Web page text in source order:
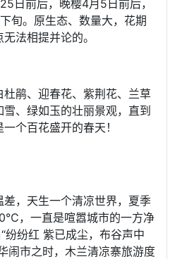
日前后，晚樱4月5日前后，
旬。原生态、数量大，花期
法相提并论的。
鹃、迎春花、紫荆花、兰草
、绿如玉的壮丽景观，直到
个百花盛开的春天！
，天生一个清凉世界，夏季
，一直是喧嚣城市的一方净
纷纷红 紫已成尘，布谷声中
闹市之时，木兰清凉寨旅游度